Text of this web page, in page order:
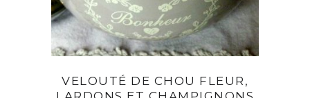
VELOUTÉ DE CHOU FLEUR,